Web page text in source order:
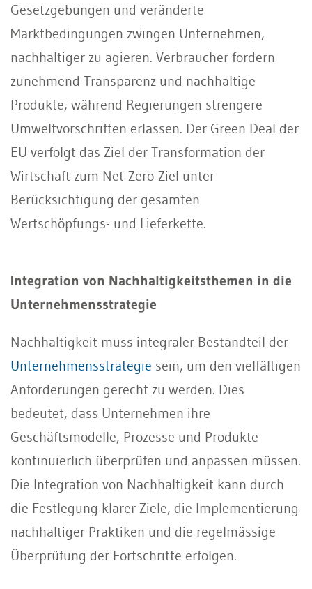
Gesetzgebungen und veränderte
Marktbedingungen zwingen Unternehmen,
nachhaltiger zu agieren. Verbraucher fordern
zunehmend Transparenz und nachhaltige
Produkte, während Regierungen strengere
Umweltvorschriften erlassen. Der Green Deal der
EU verfolgt das Ziel der Transformation der
Wirtschaft zum Net-Zero-Ziel unter
Berücksichtigung der gesamten
Wertschöpfungs- und Lieferkette.
Integration von Nachhaltigkeitsthemen in die
Unternehmensstrategie
Nachhaltigkeit muss integraler Bestandteil der
Unternehmensstrategie sein, um den vielfältigen
Anforderungen gerecht zu werden. Dies
bedeutet, dass Unternehmen ihre
Geschäftsmodelle, Prozesse und Produkte
kontinuierlich überprüfen und anpassen müssen.
Die Integration von Nachhaltigkeit kann durch
die Festlegung klarer Ziele, die Implementierung
nachhaltiger Praktiken und die regelmässige
Überprüfung der Fortschritte erfolgen.